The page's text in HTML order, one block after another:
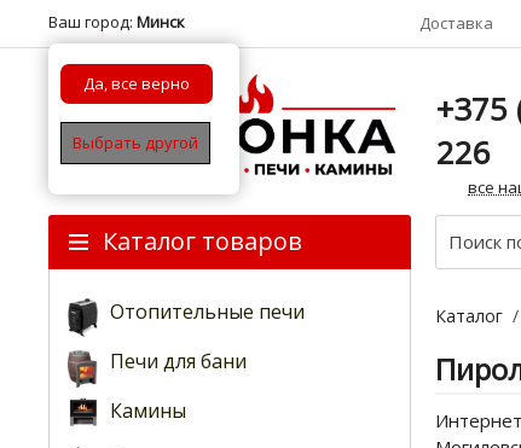
Ваш город: Минск
Да, все верно
Выбрать другой
Доставка
+375
226
все
Каталог товаров
Отопительные печи
Печи для бани
Камины
Каталог /